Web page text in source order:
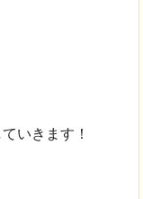
いきます！